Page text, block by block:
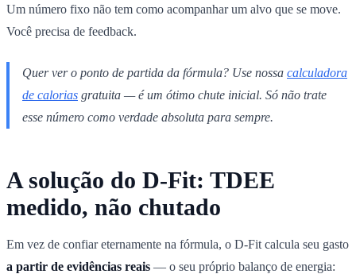
Um número fixo não tem como acompanhar um alvo que se move.
Você precisa de feedback.
Quer ver o ponto de partida da fórmula? Use nossa calculadora
de calorias gratuita — é um ótimo chute inicial. Só não trate
esse número como verdade absoluta para sempre.
A solução do D-Fit: TDEE
medido, não chutado
Em vez de confiar eternamente na fórmula, o D-Fit calcula seu gasto
a partir de evidências reais — o seu próprio balanço de energia: